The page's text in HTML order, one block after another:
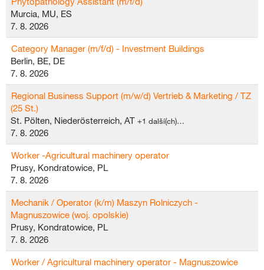
Murcia, MU, ES
7. 8. 2026
Category Manager (m/f/d) - Investment Buildings
Berlin, BE, DE
7. 8. 2026
Regional Business Support (m/w/d) Vertrieb & Marketing / TZ
(25 St.)
St. Pölten, Niederösterreich, AT +1 další(ch)…
7. 8. 2026
Worker -Agricultural machinery operator
Prusy, Kondratowice, PL
7. 8. 2026
Mechanik / Operator (k/m) Maszyn Rolniczych -
Magnuszowice (woj. opolskie)
Prusy, Kondratowice, PL
7. 8. 2026
Worker / Agricultural machinery operator - Magnuszowice